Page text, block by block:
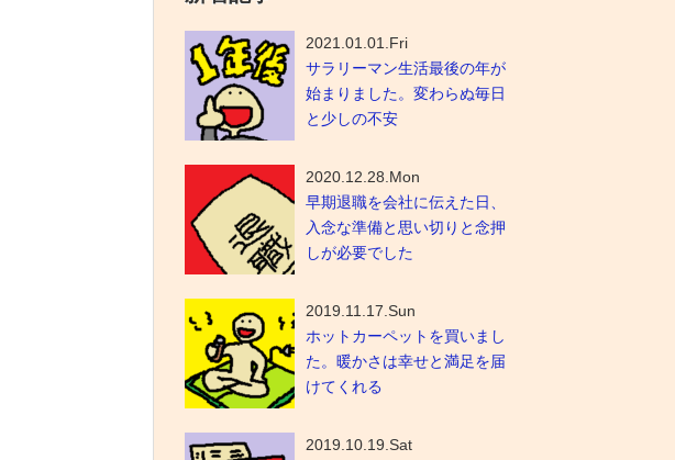
2021.01.01.Fri
サラリーマン生活最後の年が
始まりました。変わらぬ毎日
と少しの不安
2020.12.28.Mon
早期退職を会社に伝えた日、
入念な準備と思い切りと念押
しが必要でした
2019.11.17.Sun
ホットカーペットを買いまし
た。暖かさは幸せと満足を届
けてくれる
2019.10.19.Sat